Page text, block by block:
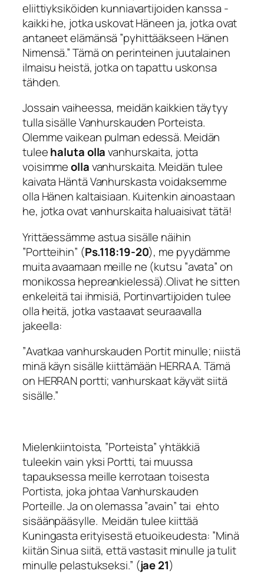
eliittiyksiköiden kunniavartijoiden kanssa -
kaikki he, jotka uskovat Häneen ja, jotka ovat
antaneet elämänsä ”pyhittääkseen Hänen
Nimensä.” Tämä on perinteinen juutalainen
ilmaisu heistä, jotka on tapattu uskonsa
tähden.
Jossain vaiheessa, meidän kaikkien täytyy
tulla sisälle Vanhurskauden Porteista.
Olemme vaikean pulman edessä. Meidän
tuleehaluta ollavanhurskaita, jotta
voisimmeollavanhurskaita. Meidän tulee
kaivata Häntä Vanhurskasta voidaksemme
olla Hänen kaltaisiaan. Kuitenkin ainoastaan
he, jotka ovat vanhurskaita haluaisivat tätä!
Yrittäessämme astua sisälle näihin
”Portteihin” (Ps.118:19-20), me pyydämme
muita avaamaan meille ne (kutsu ”avata” on
monikossa hepreankielessä).Olivat he sitten
enkeleitä tai ihmisiä, Portinvartijoiden tulee
olla heitä, jotka vastaavat seuraavalla
jakeella:
”Avatkaa vanhurskauden Portit minulle; niistä
minä käyn sisälle kiittämään HERRAA. Tämä
on HERRAN portti; vanhurskaat käyvät siitä
sisälle.”
Mielenkiintoista, ”Porteista” yhtäkkiä
tuleekin vain yksi Portti, tai muussa
tapauksessa meille kerrotaan toisesta
Portista, joka johtaa Vanhurskauden
Porteille. Ja on olemassa ”avain” tai ehto
sisäänpääsylle. Meidän tulee kiittää
Kuningasta erityisestä etuoikeudesta: ”Minä
kiitän Sinua siitä, että vastasit minulle ja tulit
minulle pelastukseksi.” (jae 21)